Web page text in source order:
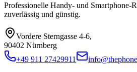
Professionelle Handy- und Smartphone-
zuverlässig und günstig.
Vordere Sterngasse 4-6,
90402 Nürnberg
+49 911 27429911